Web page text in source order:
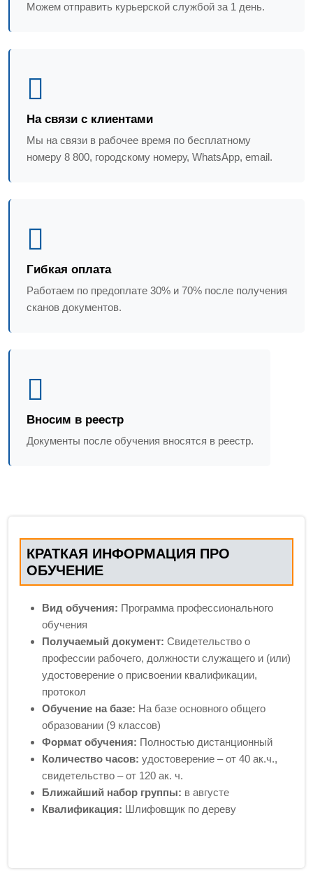
Можем отправить курьерской службой за 1 день.
На связи с клиентами
Мы на связи в рабочее время по бесплатному
номеру 8 800, городскому номеру, WhatsApp, email.
Гибкая оплата
Работаем по предоплате 30% и 70% после получения
сканов документов.
Вносим в реестр
Документы после обучения вносятся в реестр.
КРАТКАЯ ИНФОРМАЦИЯ ПРО
ОБУЧЕНИЕ
Вид обучения: Программа профессионального
обучения
Получаемый документ: Свидетельство о
профессии рабочего, должности служащего и (или)
удостоверение о присвоении квалификации,
протокол
Обучение на базе: На базе основного общего
образовании (9 классов)
Формат обучения: Полностью дистанционный
Количество часов: удостоверение – от 40 ак.ч.,
свидетельство – от 120 ак. ч.
Ближайший набор группы: в августе
Квалификация: Шлифовщик по дереву